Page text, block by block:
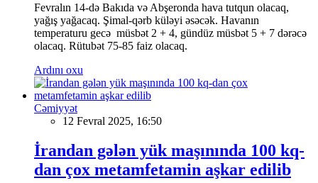
Fevralın 14-də Bakıda və Abşeronda hava tutqun olacaq,
yağış yağacaq. Şimal-qərb küləyi əsəcək. Havanın
temperaturu gecə müsbət 2 + 4, gündüz müsbət 5 + 7 dərəcə
olacaq. Rütubət 75-85 faiz olacaq.
Ardını oxu
Cəmiyyət
12 Fevral 2025, 16:50
İrandan gələn yük maşınında 100 kq-
dan çox metamfetamin aşkar edilib